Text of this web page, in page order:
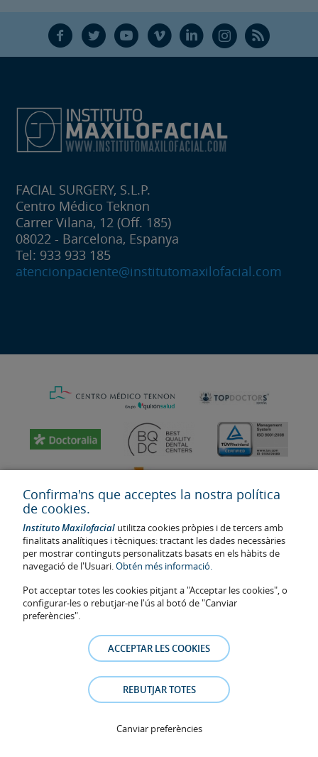
F T Y V L Ñ R
FACIAL SURGERY, S.L.P.
Centro Médico Teknon
Carrer Vilana, 12 (Off. 185)
08022 - Barcelona, Espanya
Tel: 933 933 185
atencionpaciente@institutomaxilofacial.com
Última actualització: 2023
Num. d'autorització de centre sanitari: E08646940
La informació present a la web no reemplaça sinó complementa la
relació metge-pacient. En cas de dubte, consulti amb el metge de
referència. Les fotos i els testimonis dels pacients identificables que
apareixen a la web estan publicades amb el seu consentiment i es
retiraran a qualsevol moment a petició dels pacients.
Política de Cookies–Política de Privacitat
Confirma'ns que acceptes la nostra política
de cookies.
Instituto Maxilofacial utilitza cookies pròpies i de tercers amb
finalitats analítiques i tècniques: tractant les dades necessàries
per mostrar continguts personalitzats basats en els hàbits de
navegació de l'Usuari.Obtén més informació.
Pot acceptar totes les cookies pitjant a "Acceptar les cookies", o
configurar-les o rebutjar-ne l'ús al botó de "Canviar
preferències".
ACCEPTAR LES COOKIES
REBUTJAR TOTES
Canviar preferències